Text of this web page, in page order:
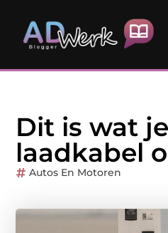
Dit is wat
laadkabel
Autos En Motoren